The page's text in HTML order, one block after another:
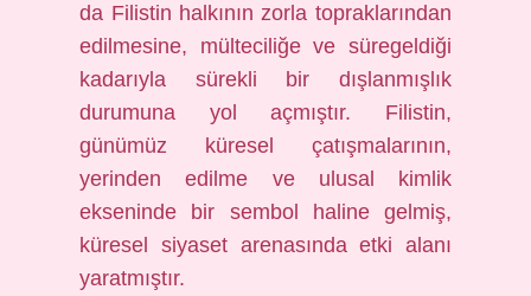
da Filistin halkının zorla topraklarından
edilmesine, mülteciliğe ve süregeldiği
kadarıyla sürekli bir dışlanmışlık
durumuna yol açmıştır. Filistin,
günümüz küresel çatışmalarının,
yerinden edilme ve ulusal kimlik
ekseninde bir sembol haline gelmiş,
küresel siyaset arenasında etki alanı
yaratmıştır.